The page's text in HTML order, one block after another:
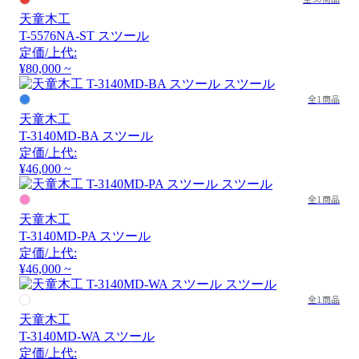
天童木工
T-5576NA-ST スツール
定価/上代:
¥80,000 ~
全1商品
天童木工
T-3140MD-BA スツール
定価/上代:
¥46,000 ~
全1商品
天童木工
T-3140MD-PA スツール
定価/上代:
¥46,000 ~
全1商品
天童木工
T-3140MD-WA スツール
定価/上代: